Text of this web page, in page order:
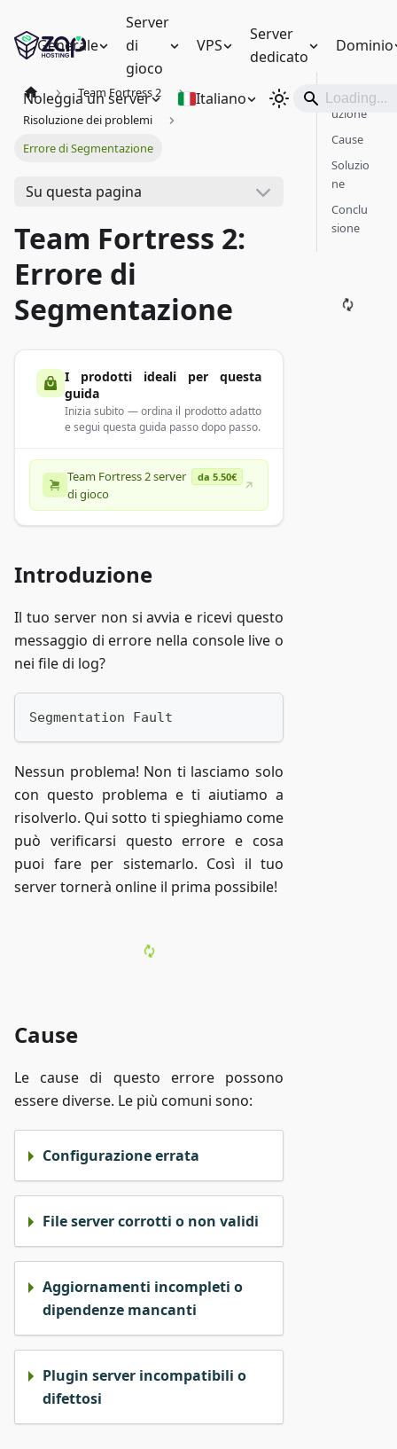
Generale
Server
di
gioco
VPS
Server
dedicato
Dominio
Noleggia un server Italiano
Team Fortress 2
Risoluzione dei problemi
Errore di Segmentazione
Su questa pagina
Team Fortress 2:
Errore di
Segmentazione
I prodotti ideali per questa
guida
Inizia subito — ordina il prodotto adatto
e segui questa guida passo dopo passo.
Team Fortress 2 server
di gioco
da 5.50€
Introduzione
Il tuo server non si avvia e ricevi questo
messaggio di errore nella console live o
nei file di log?
Segmentation Fault
Nessun problema! Non ti lasciamo solo
con questo problema e ti aiutiamo a
risolverlo. Qui sotto ti spieghiamo come
può verificarsi questo errore e cosa
puoi fare per sistemarlo. Così il tuo
server tornerà online il prima possibile!
Cause
Le cause di questo errore possono
essere diverse. Le più comuni sono:
Configurazione errata
File server corrotti o non validi
Aggiornamenti incompleti o
dipendenze mancanti
Plugin server incompatibili o
difettosi
Introd
uzione
Cause
Soluzio
ne
Conclu
sione